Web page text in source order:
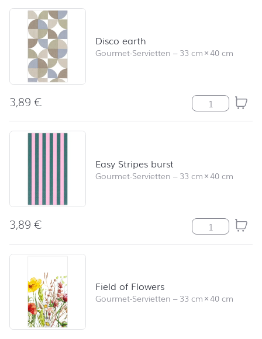
Disco earth
Gourmet-Servietten –33 cm×40 cm
3,89€ Disco earth
Easy Stripes burst
Gourmet-Servietten –33 cm×40 cm
3,89€ Easy Stripes
Field of Flowers
Gourmet-Servietten –33 cm×40 cm